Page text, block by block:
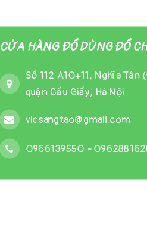
CỬA HÀNG ĐỒ DÙNG ĐỒ
Số 112 A10+11, Nghĩa
quận Cầu Giấy, Hà Nội
vicsangtao@gmail.com
0966139550 -